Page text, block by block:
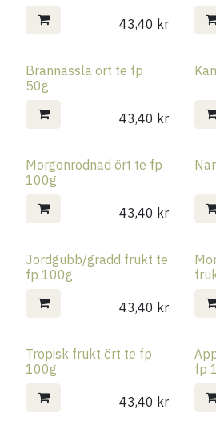
43,40 kr
Brännässla ört te fp
50g
43,40 kr
Morgonrodnad ört te fp
100g
43,40 kr
Jordgubb/grädd frukt te
fp 100g
43,40 kr
Tropisk frukt ört te fp
100g
43,40 kr
fp